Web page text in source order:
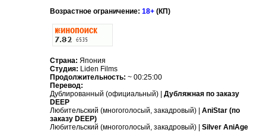
Возрастное ограничение: 18+ (КП)
Страна: Япония
Студия: Liden Films
Продолжительность: ~ 00:25:00
Перевод:
Дублированный (официальный) | Дубляжная по заказу
DEEP
Любительский (многоголосый, закадровый) | AniStar (по
заказу DEEP)
Любительский (многоголосый, закадровый) | Silver AniAge